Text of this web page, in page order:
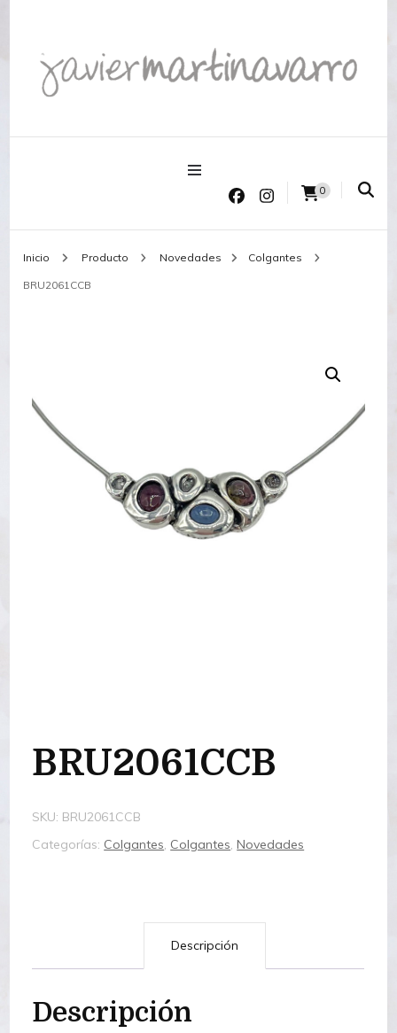
Joyería Javier Martinavarro
0
Inicio Producto Novedades Colgantes
BRU2061CCB
BRU2061CCB
SKU: BRU2061CCB
Categorías: Colgantes Colgantes ,Novedades
Descripción
Descripción